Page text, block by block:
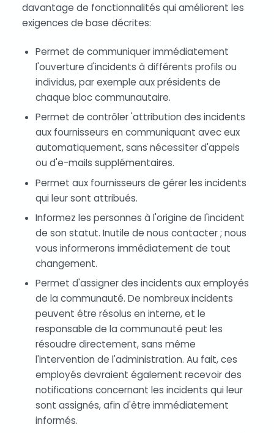
davantage de fonctionnalités qui améliorent les
exigences de base décrites:
Permet de communiquer immédiatement
l'ouverture d'incidents à différents profils ou
individus, par exemple aux présidents de
chaque bloc communautaire.
Permet de contrôler 'attribution des incidents
aux fournisseurs en communiquant avec eux
automatiquement, sans nécessiter d'appels
ou d'e-mails supplémentaires.
Permet aux fournisseurs de gérer les incidents
qui leur sont attribués.
Informez les personnes à l'origine de l'incident
de son statut. Inutile de nous contacter ; nous
vous informerons immédiatement de tout
changement.
Permet d'assigner des incidents aux employés
de la communauté. De nombreux incidents
peuvent être résolus en interne, et le
responsable de la communauté peut les
résoudre directement, sans même
l'intervention de l'administration. Au fait, ces
employés devraient également recevoir des
notifications concernant les incidents qui leur
sont assignés, afin d'être immédiatement
informés.